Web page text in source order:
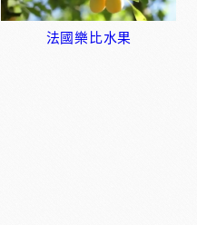
法國樂比水果